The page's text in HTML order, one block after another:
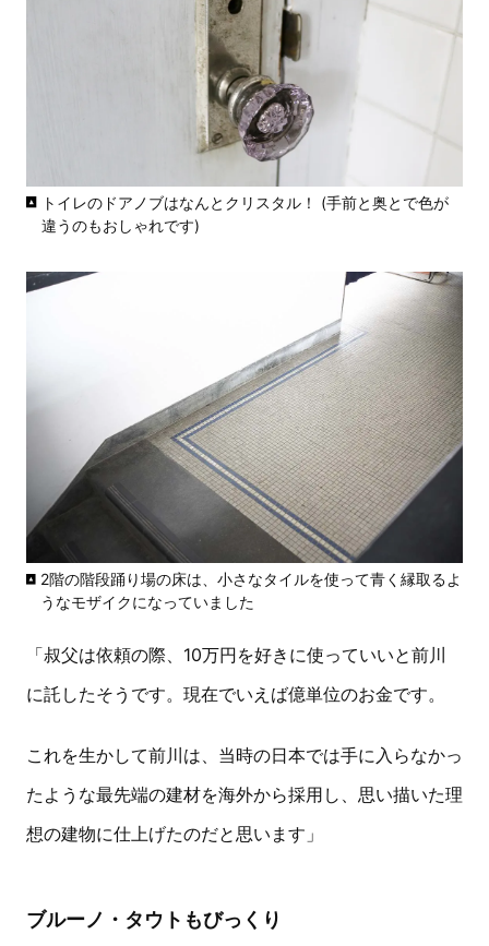
トイレのドアノブはなんとクリスタル！ (手前と奥とで色が
違うのもおしゃれです)
2階の階段踊り場の床は、小さなタイルを使って青く縁取るよ
うなモザイクになっていました
「叔父は依頼の際、10万円を好きに使っていいと前川
に託したそうです。現在でいえば億単位のお金です。
これを生かして前川は、当時の日本では手に入らなかっ
たような最先端の建材を海外から採用し、思い描いた理
想の建物に仕上げたのだと思います」
ブルーノ・タウトもびっくり